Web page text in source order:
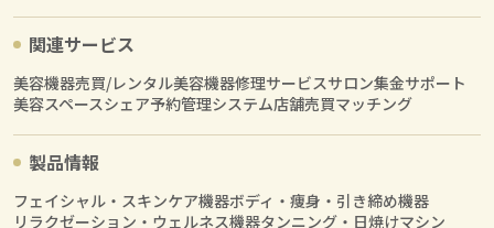
関連サービス
美容機器売買/レンタル美容機器修理サービスサロン集金サポート
美容スペースシェア予約管理システム店舗売買マッチング
製品情報
フェイシャル・スキンケア機器ボディ・痩身・引き締め機器
リラクゼーション・ウェルネス機器タンニング・日焼けマシン